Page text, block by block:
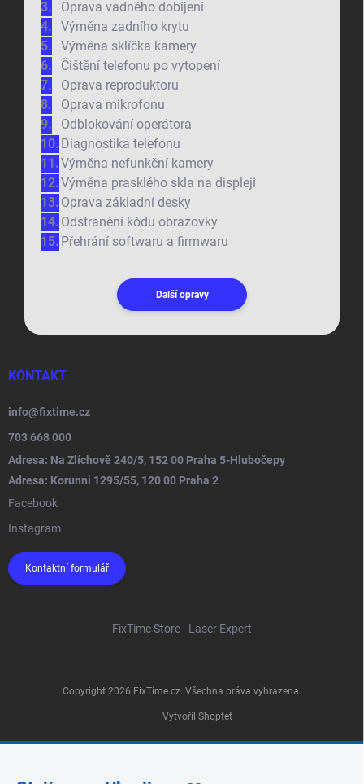
Oprava vadného dobíjení
Výměna zadního krytu
Výměna sklíčka kamery
Čištění telefonu po vytopení
Oprava reproduktoru
Oprava mikrofonu
Odblokování operátora
Diagnostika telefonu
Výměna nefunkční kamery
Výměna prasklého skla na displeji
Oprava základní desky
Odstranění kódu obrazovky
Přehrání softwaru a firmwaru
Další opravy
KONTAKT
info@fixtime.cz
703 668 000
Adresa: Na Zlíchově 240/5, 152 00 Praha 5-Hlubočepy
Adresa: Korunni 1295/55, 120 00 Praha 2
Facebook
Instagram
Kontaktní formulář
FixTime Store Laser Expert
Vytvořil Shoptet
Copyright 2026 FixTime.cz. Všechna práva vyhrazena.